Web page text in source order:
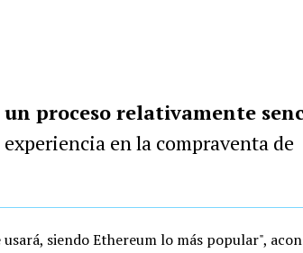
proceso relativamente
en la compraventa de
siendo Ethereum lo más popular",